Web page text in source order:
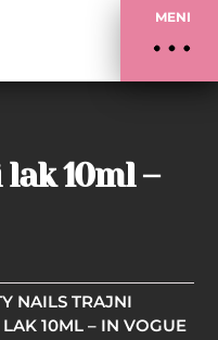
MENI
10ml –
NAILS TRAJNI
10ML – IN VOGUE